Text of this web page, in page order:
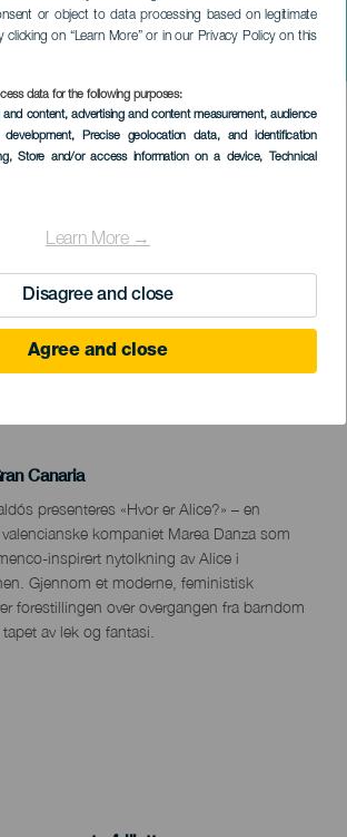
or object to data processing based on legitimate
clicking on “Learn More” or in our Privacy Policy on this
data for the following purposes:
and content, advertising and content measurement, audience
, Precise geolocation data, and identification
, Store and/or access information on a device, Technical
Learn More →
Disagree and close
Agree and close
Canaria
presenteres «Hvor er Alice?» – en
kompaniet Marea Danza som
inspirert nytolkning av Alice i
Gjennom et moderne, feministisk
forestillingen over overgangen fra barndom
av lek og fantasi.